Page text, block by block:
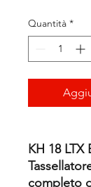
Quantità *
KH 18 LTX
completo